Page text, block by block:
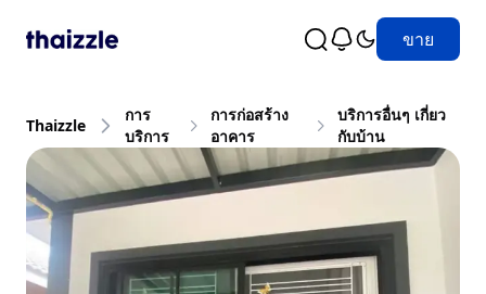
ขาย
Thaizzle
การ
บริการ
การก่อสร้าง
อาคาร
บริการอื่นๆ เกี่ยว
กับบ้าน